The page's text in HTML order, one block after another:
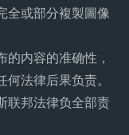
全或部分複製圖像
内容的准确性，
法律后果负责。
联邦法律负全部责